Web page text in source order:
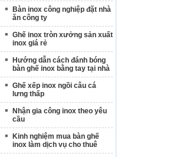
ĐL-G6: Ghế inox mặt 30 cm , phi
25x1,1mm.
ĐL-G07: Ghế inox có kiềng .
Sân Bay Tân Sơn Nhất
Bàn inox công nghiệp đặt nhà
ăn công ty
Ghế inox tròn xưởng sản xuất
inox giá rẻ
Hướng dẫn cách đánh bóng
bàn ghế inox bằng tay tại nhà
Ghế xếp inox ngồi câu cá
lưng thấp
Nhận gia công inox theo yêu
cầu
Kinh nghiệm mua bàn ghế
inox làm dịch vụ cho thuê